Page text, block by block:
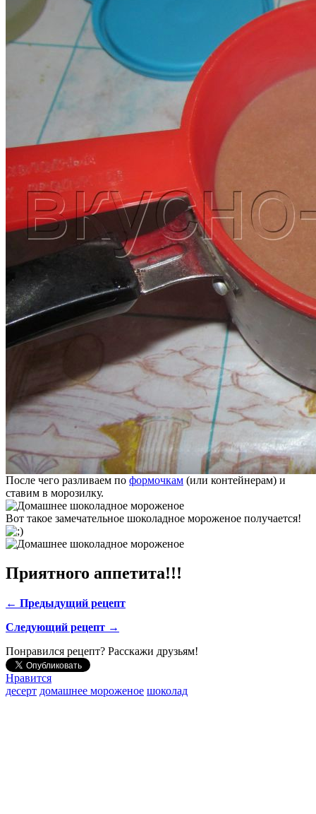
После чего разливаем по формочкам (или контейнерам) и
ставим в морозилку.
Вот такое замечательное шоколадное мороженое получается!
Приятного аппетита!!!
← Предыдущий рецепт
Следующий рецепт →
Понравился рецепт? Расскажи друзьям!
Нравится
десерт домашнее мороженое шоколад